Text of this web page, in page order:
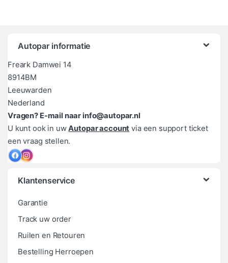
Autopar informatie
Freark Damwei 14
8914BM
Leeuwarden
Nederland
Vragen? E-mail naar info@autopar.nl
U kunt ook in uwAutopar account via een support ticket
een vraag stellen.
Klantenservice
Garantie
Track uw order
Ruilen en Retouren
Bestelling Herroepen